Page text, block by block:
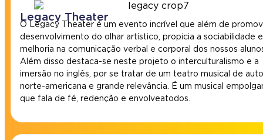
Legacy Theater
O Legacy Theater é um evento incrível que além de
desenvolvimento do olhar artístico, propicia a sociabilidade
melhoria na comunicação verbal e corporal dos nossos
Além disso destaca-se neste projeto o interculturalismo e a
imersão no inglês, por se tratar de um teatro musical de
norte-americana e grande relevância. É um musical
que fala de fé, redenção e envolve a todos.